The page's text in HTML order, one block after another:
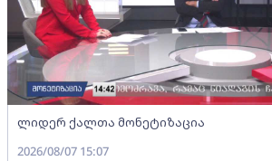
ლიდერ ქალთა მონეტიზაცია
2026/08/07 15:07